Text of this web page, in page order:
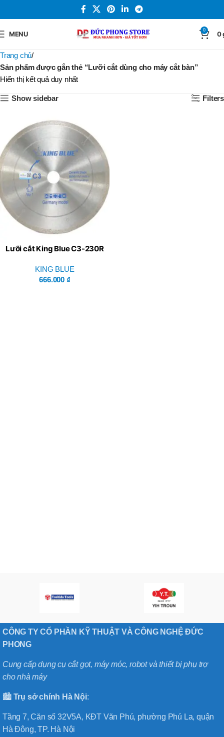
MENU 0 0
Trang chủ
Sản phẩm được gắn thẻ “Lưỡi cắt dùng cho máy cắt bàn”
Hiển thị kết quả duy nhất
Show sidebar Filters
Lưỡi cắt King Blue C3-230R
KING BLUE
666.000 ₫
CÔNG TY CỔ PHẦN KỸ THUẬT VÀ CÔNG NGHỆ ĐỨC
PHONG
Cung cấp dụng cụ cắt gọt, máy móc, robot và thiết bị phụ trợ
cho nhà máy
🏙️ Trụ sở chính Hà Nội:
Tầng 7, Căn số 32V5A, KĐT Văn Phú, phường Phú La, quận
Hà Đông, TP. Hà Nội